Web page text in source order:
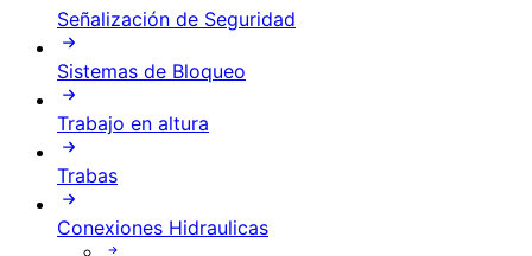
Señalización de Seguridad
Sistemas de Bloqueo
Trabajo en altura
Trabas
Conexiones Hidraulicas